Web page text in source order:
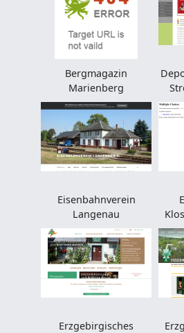
Bergmagazin
Marienberg
Eisenbahnverein
Langenau
Erzgebirgisches